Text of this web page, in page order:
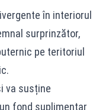
în interiorul
surprinzător,
pe teritoriul
va susține
fond suplimentar